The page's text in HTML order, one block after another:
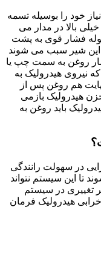
خود را بوسیله تسمه
بالا در مدار می
فشار قوی به پشت
این شیر سبب می شوند
روغن به سمت چپ یا
نیروی هیدرولیک به
هم روغن پس از
هیدرولیک بازمی
باید روغن به
در سهولت رانندگی
تا این سیستم نتواند
تغییری در سیستم
هیدرولیک فرمان